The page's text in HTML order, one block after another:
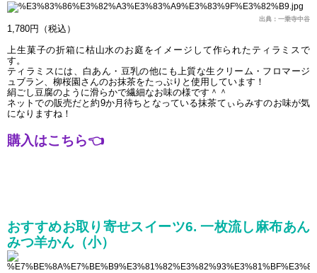
出典：一乗寺中谷
1,780円（税込）
上生菓子の折箱に枯山水のお庭をイメージして作られたティラミスで
す。
ティラミスには、白あん・豆乳の他にも上質な生クリーム・フロマージ
ュブラン、柳桜園さんのお抹茶をたっぷりと使用しています！
絹ごし豆腐のように滑らかで繊細なお味の様です＾＾
ネットでの販売だと約9か月待ちとなっている抹茶てぃらみすのお味が気
になりますね！
購入はこちら👈
おすすめお取り寄せスイーツ6. 一枚流し麻布あん
みつ羊かん（小）